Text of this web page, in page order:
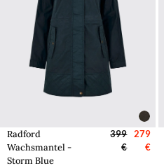
Radford
Wachsmantel -
Storm Blue
399
€
279
€